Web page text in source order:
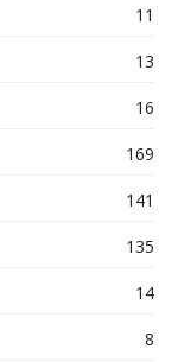
11
13
16
169
141
135
14
8